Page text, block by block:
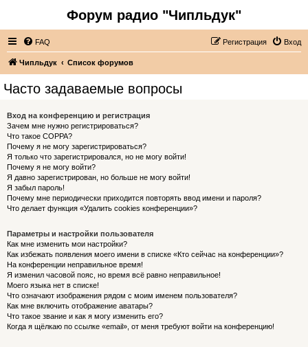
Форум радио "Чипльдук"
FAQ Вход
Регистрация
Чипльдук Список форумов
Часто задаваемые вопросы
Вход на конференцию и регистрация
Зачем мне нужно регистрироваться?
Что такое COPPA?
Почему я не могу зарегистрироваться?
Я только что зарегистрировался, но не могу войти!
Почему я не могу войти?
Я давно зарегистрирован, но больше не могу войти!
Я забыл пароль!
Почему мне периодически приходится повторять ввод имени и пароля?
Что делает функция «Удалить cookies конференции»?
Параметры и настройки пользователя
Как мне изменить мои настройки?
Как избежать появления моего имени в списке «Кто сейчас на конференции»?
На конференции неправильное время!
Я изменил часовой пояс, но время всё равно неправильное!
Моего языка нет в списке!
Что означают изображения рядом с моим именем пользователя?
Как мне включить отображение аватары?
Что такое звание и как я могу изменить его?
Когда я щёлкаю по ссылке «email», от меня требуют войти на конференцию!